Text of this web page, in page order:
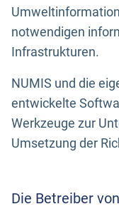
notwendigen
Infrastrukturen.
NUMIS und die
entwickelte
Werkzeuge zur
Umsetzung der
Die Betreiber